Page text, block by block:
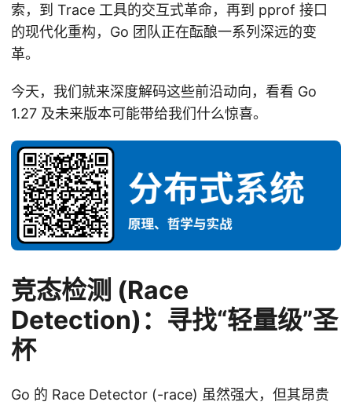
索，到 Trace 工具的交互式革命，再到 pprof 接口
的现代化重构，Go 团队正在酝酿一系列深远的变
革。
今天，我们就来深度解码这些前沿动向，看看 Go
1.27 及未来版本可能带给我们什么惊喜。
竞态检测 (Race
Detection)：寻找“轻量级”圣
杯
Go 的 Race Detector (-race) 虽然强大，但其昂贵